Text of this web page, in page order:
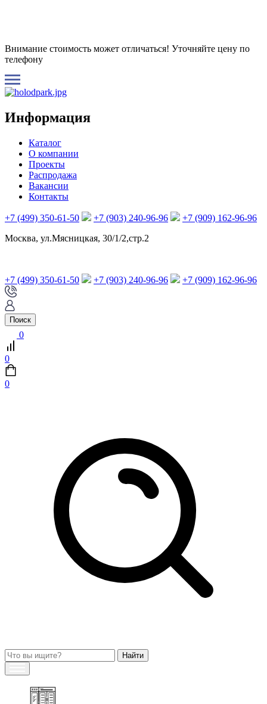
Внимание стоимость может отличаться! Уточняйте цену по
телефону
Информация
Каталог
О компании
Проекты
Распродажа
Вакансии
Контакты
+7 (499) 350-61-50 +7 (903) 240-96-96
+7 (909) 162-96-96
Москва, ул.Мясницкая, 30/1/2,стр.2
+7 (499) 350-61-50 +7 (903) 240-96-96 +7 (909) 162-96-96
Поиск
0
0
0